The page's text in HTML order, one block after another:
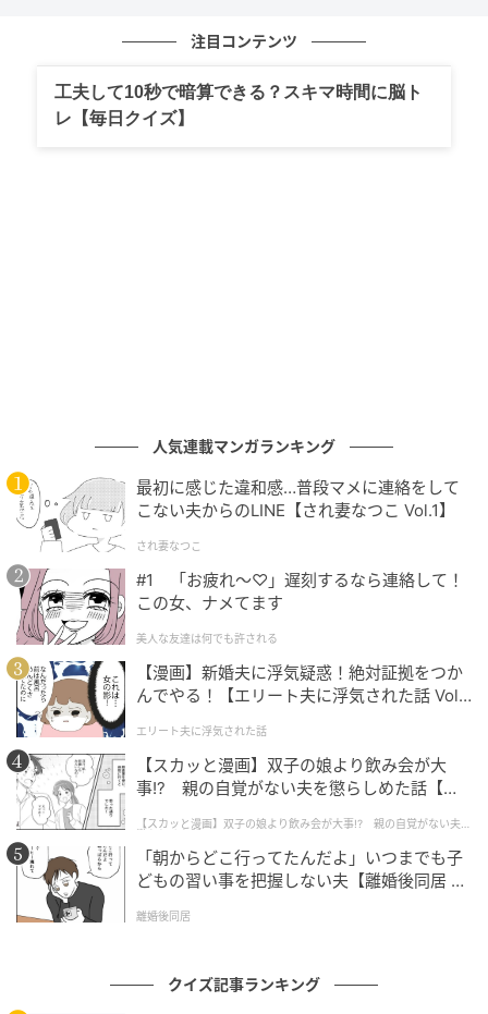
いでしょうか。今回は整数の割り算でしたが、分数の
してみてください。
文（編集）：ニシケン
2年間、地方の学習塾に勤めて独立。現在はプロの家庭
教師として働きながら、都内の難関私立中学や高校の
予想問題や適性検査の執筆活動を行っている。たくさ
んの受験生のためになる良質な問題を作成し、どんな
人が見てもわかりやすい解答・解説の作成を志してい
る。
スピード勝負！他の問題にも挑戦しよう！
【脳トレ】角度を求める方法、覚えてる？→意外と忘
れがちな『図形問題』特集
【脳トレ】角度を求める方法、覚えてる？→意外
と忘れがちな『図形問題』特集
#1 「ママ、生きてるよね？」寝ていると思
注目コンテンツ
工夫して10秒で暗算できる？スキマ時間に脳ト
レ【毎日クイズ】
人気連載マンガランキング
最初に感じた違和感…普段マメに連絡をして
こない夫からのLINE【され妻なつこ Vol.1】
され妻なつこ
#1 「お疲れ〜♡」遅刻するなら連絡して！
この女、ナメてます
美人な友達は何でも許される
【漫画】新婚夫に浮気疑惑！絶対証拠をつか
んでやる！【エリート夫に浮気された話 Vol.
エリート夫に浮気された話
【スカッと漫画】双子の娘より飲み会が大
事!? 親の自覚がない夫を懲らしめた話【第1
【スカッと漫画】双子の娘より飲み会が大事!? 親の自覚がない夫を
懲らしめた話
「朝からどこ行ってたんだよ」いつまでも子
どもの習い事を把握しない夫【離婚後同居 Vo
離婚後同居
クイズ記事ランキング